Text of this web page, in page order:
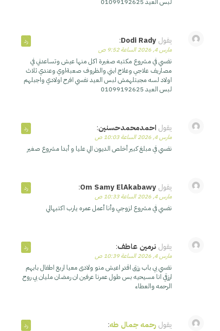
يقول Dodi Rady
:
مارس 4, 2026 الساعة 9:52 ص
نفسي في مشروع مكتبه صغيرة اكل منها عيش وتساعدني في
مصاريف علاجي وعلاج ابني والظروف صعبةاوي وعندي ثلاث
اولاد لسه مجبتلهمش لبس العيد نفسي افرح اولادي واجبلهم
لبس العيد 01099192625
رد
يقول احمدمحمدحسنين:
مارس 4, 2026 الساعة 10:03 ص
نفسي في مبلغ كبير أخلص الديون الي عليا و أبدا مشروع صغير
رد
يقول Om Samy ElAkabawy
:
مارس 4, 2026 الساعة 10:33 ص
نفسي في مشروع لزوجي وأنا أعمل عمره يارب اكتبهالي
رد
يقول نرمين عاطف:
مارس 4, 2026 الساعة 10:39 ص
نفسي بي باب رزق اقدر اعيش منو ولادى معيا اربع اطفال بابهم
ارزقي انا مسيحيه بس طول عمرنا عرفين ان رمضان مليان بي روح
الرحمه والعطاء
رد
يقول رحمه جمال طه: رد